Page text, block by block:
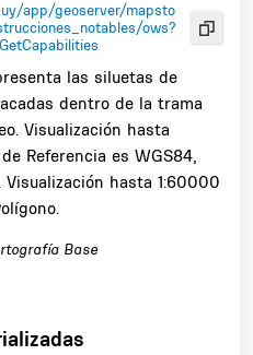
app/geoserver/mapsto
ows?
las siluetas de
dentro de la trama
Visualización hasta
Referencia es WGS84,
Visualización hasta 1:60000
Base